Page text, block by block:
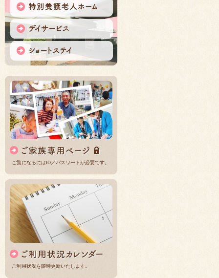
ご覧になるにはID／パスワードが必要です。
ご利用状況を随時更新いたします。